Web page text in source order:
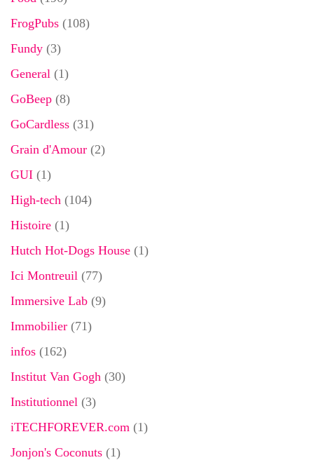
FrogPubs (108)
Fundy (3)
General (1)
GoBeep (8)
GoCardless (31)
Grain d'Amour (2)
GUI (1)
High-tech (104)
Histoire (1)
Hutch Hot-Dogs House (1)
Ici Montreuil (77)
Immersive Lab (9)
Immobilier (71)
infos (162)
Institut Van Gogh (30)
Institutionnel (3)
iTECHFOREVER.com (1)
Jonjon's Coconuts (1)